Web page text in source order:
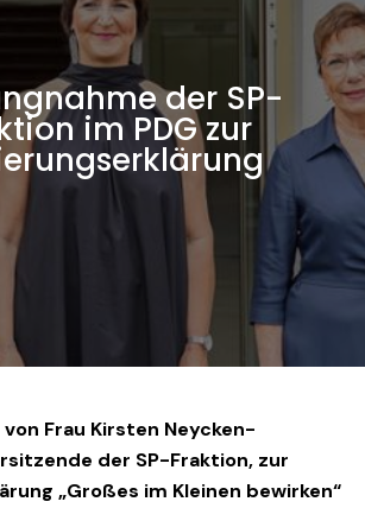
der SP-
im PDG zur
Frau Kirsten Neycken-
der SP-Fraktion, zur
„Großes im Kleinen bewirken“